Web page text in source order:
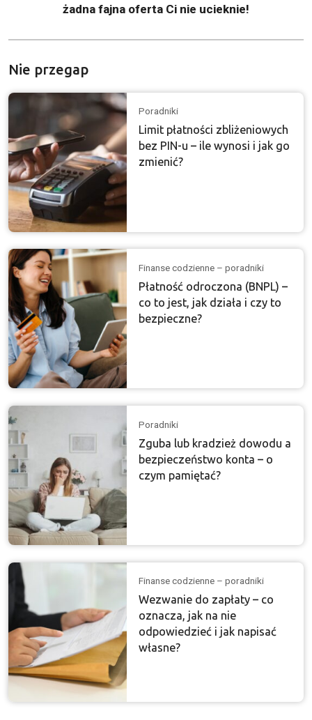
żadna fajna oferta Ci nie ucieknie!
Nie przegap
Poradniki
Limit płatności zbliżeniowych
bez PIN-u – ile wynosi i jak go
zmienić?
Finanse codzienne – poradniki
Płatność odroczona (BNPL) –
co to jest, jak działa i czy to
bezpieczne?
Poradniki
Zguba lub kradzież dowodu a
bezpieczeństwo konta – o
czym pamiętać?
Finanse codzienne – poradniki
Wezwanie do zapłaty – co
oznacza, jak na nie
odpowiedzieć i jak napisać
własne?